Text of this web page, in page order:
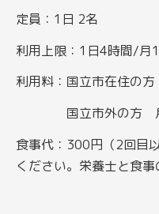
定員：1日 2名
利用上限：1日4時間/月
利用料：国立市在住の
国立市外の方 月
食事代：300円（2回目
ください。栄養士と食事